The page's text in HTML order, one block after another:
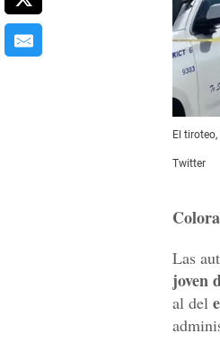
El
Twitter
Las
joven
al del